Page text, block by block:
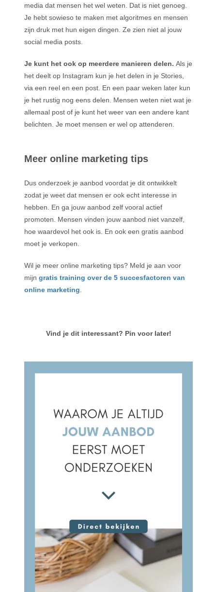
media dat mensen het wel weten. Dat is niet genoeg.
Je hebt sowieso te maken met algoritmes en mensen
zijn druk met hun eigen dingen. Ze zien niet al jouw
social media posts.
Je kunt het ook op meerdere manieren delen. Als je
het deelt op Instagram kun je het delen in je Stories,
via een reel en een post. En een paar weken later kun
je het rustig nog eens delen. Mensen weten niet wat je
allemaal post of je kunt het weer van een andere kant
belichten. Je moet mensen er wel op attenderen.
Meer online marketing tips
Dus onderzoek je aanbod voordat je dit ontwikkelt
zodat je weet dat mensen er ook echt interesse in
hebben. En ga jouw aanbod zelf vooral actief
promoten. Mensen vinden jouw aanbod niet vanzelf,
hoe waardevol het ook is. En ook een gratis aanbod
moet je verkopen.
Wil je meer online marketing tips? Meld je aan voor
mijn gratis training over de 5 succesfactoren van
online marketing
Vind je dit interessant? Pin voor later!